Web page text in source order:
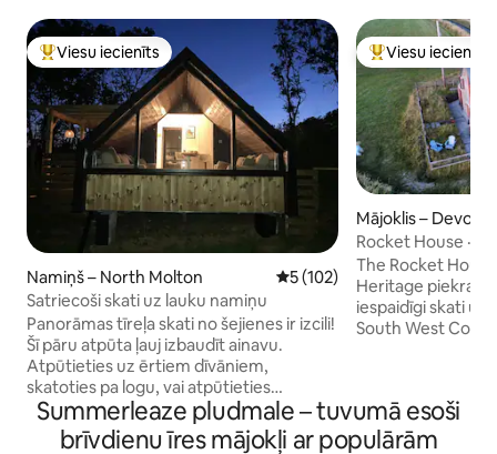
Populārs viesu iecienīts mājoklis
Viesu iecienīts
Namiņš – North Molton Vidējais vērtējums: 5 no 5,
5 (102)
Satriecoši skati uz lauku namiņu
Panorāmas tīreļa skati no šejienes ir izcili!
Šī pāru atpūta ļauj izbaudīt ainavu.
Atpūtieties uz ērtiem dīvāniem,
skatoties pa logu, vai atpūtieties
burbuļvannā ar ugunskura vietu. Jūs
varat iepazīties ar mūsu alpakām. Izcilas
Populārs viesu
Viesu iecienīts
Mājoklis – Devon
Rocket House ·
jūru
The Rocket
Heritage
iespaidīgi skati uz
South West
iespaidīgas klintis
pēc tam
Summerleaze pludmale – tuvumā esoši
brīvdienu īres mājokļi ar populārām